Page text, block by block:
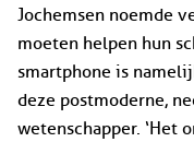
Jochemsen noemde
moeten helpen hun
smartphone is
deze postmoderne,
wetenschapper. ‘Het